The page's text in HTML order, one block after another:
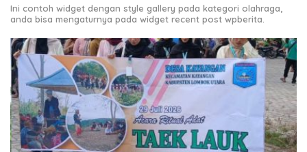
Ini contoh widget dengan style gallery pada kategori olahraga,
anda bisa mengaturnya pada widget recent post wpberita.